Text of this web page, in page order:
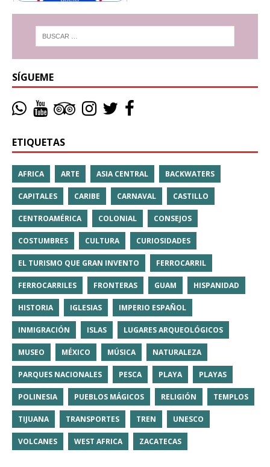
SÍGUEME
ETIQUETAS
AFRICA ARTE ASIA CENTRAL BACKWATERS
CAPITALES CARIBE CARNAVAL CASTILLO
CENTROAMÉRICA COLONIAL CONSEJOS
COSTUMBRES CULTURA CURIOSIDADES
EL TURISMO QUE GRAN INVENTO FERROCARRIL
FERROCARRILES FRONTERAS GUAM HISPANIDAD
HISTORIA IGLESIAS IMPERIO ESPAÑOL
INMIGRACIÓN ISLAS LUGARES ARQUEOLÓGICOS
MUSEO MÉXICO MÚSICA NATURALEZA
PARQUES NACIONALES PESCA PLAYA PLAYAS
POLINESIA PUEBLOS MÁGICOS RELIGIÓN TEMPLOS
TIJUANA TRANSPORTES TREN UNESCO
VOLCANES WEST AFRICA ZACATECAS